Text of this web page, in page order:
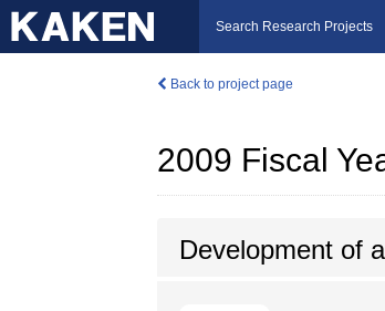
Search Research Projects
Back to project page
2009 Fiscal
Development of